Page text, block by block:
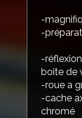
-
-
-
boite de
-roue a
-cache
chromé